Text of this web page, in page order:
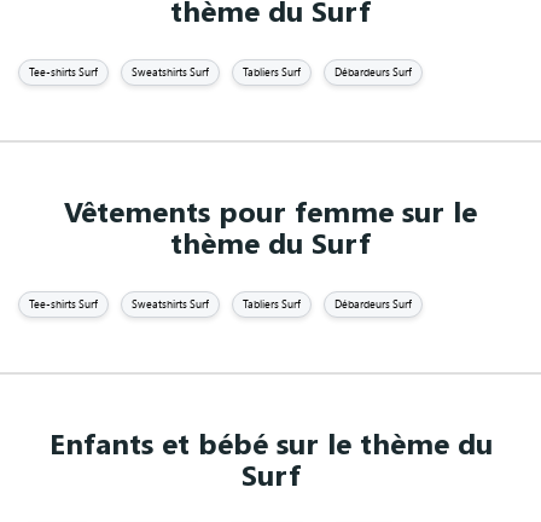
thème du Surf
Tee-shirts Surf Sweatshirts Surf Tabliers Surf Débardeurs Surf
Vêtements pour femme sur le
thème du Surf
Tee-shirts Surf Sweatshirts Surf Tabliers Surf Débardeurs Surf
Enfants et bébé sur le thème du
Surf